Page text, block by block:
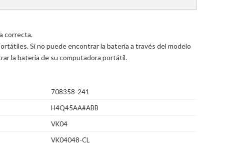
correcta.
Si no puede encontrar la batería a través del modelo
la batería de su computadora portátil.
708358-241
H4Q45AA#ABB
VK04
VK04048-CL